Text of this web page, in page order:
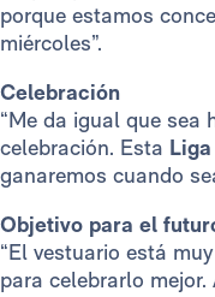
porque estamos
miércoles”.
Celebración
“Me da igual que sea
celebración. Esta Liga
ganaremos cuando
Objetivo para el
“El vestuario está
para celebrarlo